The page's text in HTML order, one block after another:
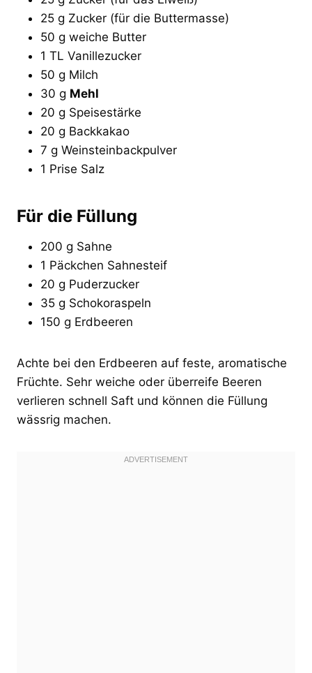
25 g Zucker (für die Buttermasse)
50 g weiche Butter
1 TL Vanillezucker
50 g Milch
30 g Mehl
20 g Speisestärke
20 g Backkakao
7 g Weinsteinbackpulver
1 Prise Salz
Für die Füllung
200 g Sahne
1 Päckchen Sahnesteif
20 g Puderzucker
35 g Schokoraspeln
150 g Erdbeeren
Achte bei den Erdbeeren auf feste, aromatische
Früchte. Sehr weiche oder überreife Beeren
verlieren schnell Saft und können die Füllung
wässrig machen.